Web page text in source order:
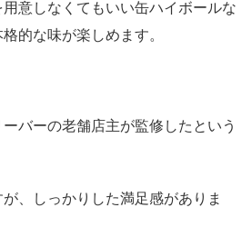
意しなくてもいい缶ハイボールな
的な味が楽しめます。
バーの老舗店主が監修したという
、しっかりした満足感がありま